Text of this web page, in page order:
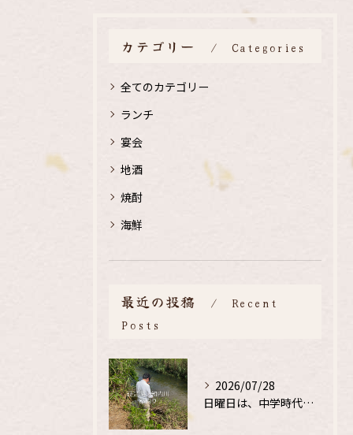
カテゴリー Categories
全てのカテゴリー
ランチ
宴会
地酒
焼酎
海鮮
最近の投稿
Recent
Posts
2026/07/28
日曜日は、中学時代の、同級生と鮎釣り